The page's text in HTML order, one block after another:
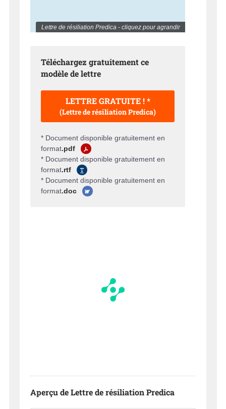
Lettre de résiliation Predica - cliquez pour agrandir
Téléchargez gratuitement ce
modèle de lettre
LETTRE GRATUITE ! *
(Lettre de résiliation Predica)
* Document disponible gratuitement en
format.pdf
* Document disponible gratuitement en
format.rtf
* Document disponible gratuitement en
format.doc
Aperçu de Lettre de résiliation Predica